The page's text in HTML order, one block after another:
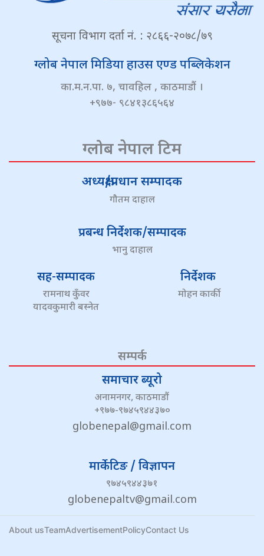
सूचना विभाग दर्ता नं. : २८६६-२०७८/७९
ग्लोब नेपाल मिडिया हाउस एण्ड पब्लिकेशन
का.म.न.पा. ७, चावहिल , काठमाडौं ।
+९७७- ९८४१३८६५६४
ग्लोब नेपाल टिम
अध्यक्ष/प्रधान सम्पादक
गौतम दाहाल
प्रबन्ध निर्देशक/सम्पादक
भानु दाहाल
सह-सम्पादक
रामनाथ कुँवर
यादवकुमारी बस्नेत
निर्देशक
मोहन कार्की
सम्पर्क
समाचार ब्यूरो
अनामनगर, काठमाडौं
+९७७-९७४५९४४३७०
globenepal@gmail.com
मार्केटिङ / विज्ञापन
९७४५९४४३७१
globenepaltv@gmail.com
About usTeamAdvertisementPolicyContact Us